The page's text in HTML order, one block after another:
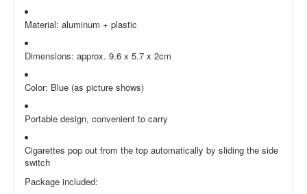
Material: aluminum + plastic
Dimensions: approx. 9.6 x 5.7 x 2cm
Color: Blue (as picture shows)
Portable design, convenient to carry
Cigarettes pop out from the top automatically by sliding the side
switch
Package included: